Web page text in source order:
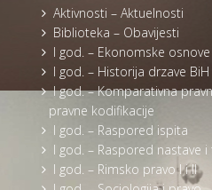
Aktivnosti – Aktuelnosti
Biblioteka – Obavijesti
I god. – Ekonomske
I god. – Historija drzave
I god. – Komparativna
pravne kodifikacije
I god. – Raspored ispita
I god. – Raspored nastave
I god. – Rimsko pravo I i II